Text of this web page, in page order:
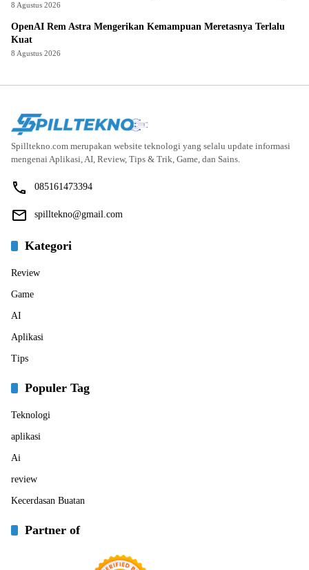
8 Agustus 2026
OpenAI Rem Astra Mengerikan Kemampuan Meretasnya Terlalu
Kuat
8 Agustus 2026
Spilltekno.com merupakan website teknologi yang selalu update informasi
mengenai Aplikasi, AI, Review, Tips & Trik, Game, dan Sains.
085161473394
spilltekno@gmail.com
Kategori
Review
Game
AI
Aplikasi
Tips
Populer Tag
Teknologi
aplikasi
Ai
review
Kecerdasan Buatan
Partner of